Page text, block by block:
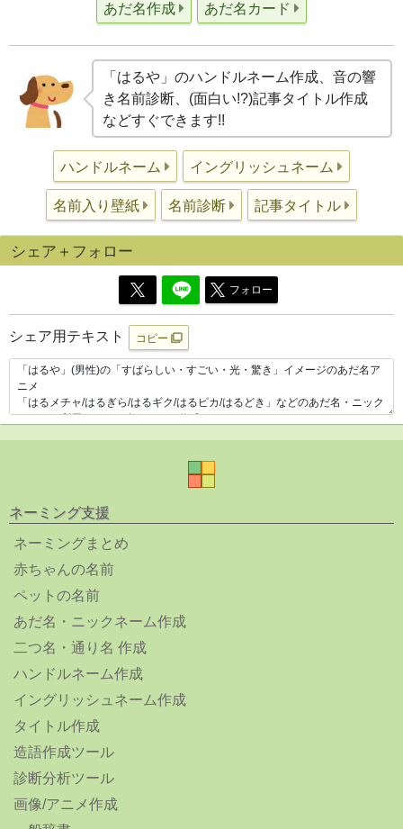
あだ名作成 あだ名カード
「はるや」のハンドルネーム作成、音の響
き名前診断、(面白い!?)記事タイトル作成
などすぐできます!!
ハンドルネーム イングリッシュネーム
名前入り壁紙 名前診断 記事タイトル
シェア＋フォロー
フォロー
シェア用テキスト コピー
ネーミング支援
ネーミングまとめ
赤ちゃんの名前
ペットの名前
あだ名・ニックネーム作成
二つ名・通り名 作成
ハンドルネーム作成
イングリッシュネーム作成
タイトル作成
造語作成ツール
診断分析ツール
画像/アニメ作成